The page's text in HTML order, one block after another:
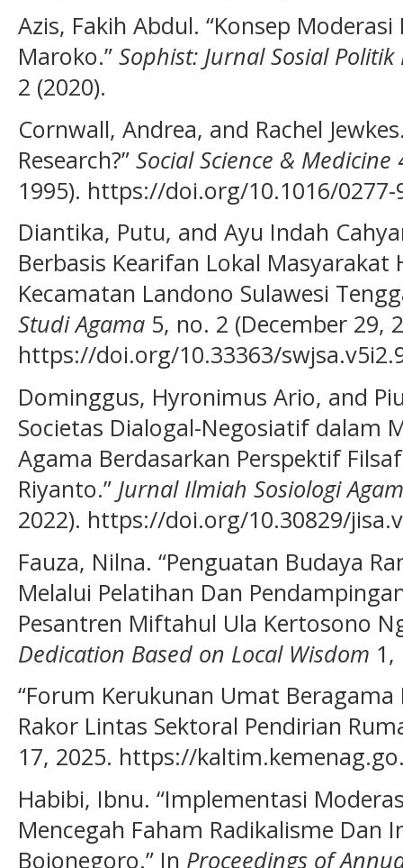
Azis, Fakih Abdul. “Konsep
Maroko.” Sophist: Jurnal Sosial
2 (2020).
Cornwall, Andrea, and Rachel
Research?” Social Science & Medicine
1995). https://doi.org/10.1016/0277-
Diantika, Putu, and Ayu Indah
Berbasis Kearifan Lokal
Kecamatan Landono Sulawesi
Studi Agama 5, no. 2 (December 29,
https://doi.org/10.33363/
Dominggus, Hyronimus Ario, and
Societas Dialogal-Negosiatif dalam
Agama Berdasarkan Perspektif
Riyanto.” Jurnal Ilmiah Sosiologi
2022). https://doi.org/10.30829/
Fauza, Nilna. “Penguatan Budaya
Melalui Pelatihan Dan
Pesantren Miftahul Ula Kertosono
Dedication Based on Local Wisdom 1,
“Forum Kerukunan Umat
Rakor Lintas Sektoral Pendirian
17, 2025. https://
Habibi, Ibnu. “Implementasi
Mencegah Faham Radikalisme Dan
Bojonegoro.” In Proceedings of